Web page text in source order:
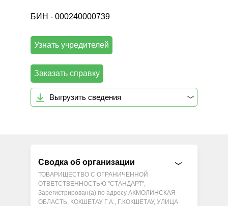
БИН - 000240000739
Узнать учредителей
Заказать справку
Выгрузить сведения
Сводка об организации
ТОВАРИЩЕСТВО С ОГРАНИЧЕННОЙ
ОТВЕТСТВЕННОСТЬЮ "СТАНДАРТ",
Зарегистрирован(а) по адресу АКМОЛИНСКАЯ
ОБЛАСТЬ, КОКШЕТАУ Г.А., Г.КОКШЕТАУ, УЛИЦА